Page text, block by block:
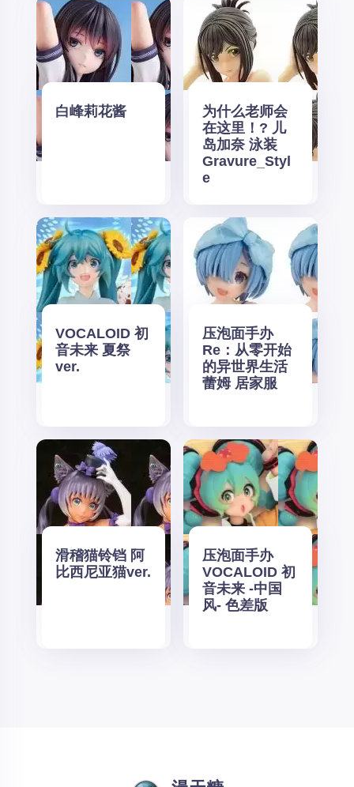
白峰莉花酱
为什么老师会
在这里！? 儿
岛加奈 泳装
Gravure_Styl
e
VOCALOID 初
音未来 夏祭
ver.
压泡面手办
Re：从零开始
的异世界生活
蕾姆 居家服
滑稽猫铃铛 阿
比西尼亚猫ver.
压泡面手办
VOCALOID 初
音未来 -中国
风- 色差版